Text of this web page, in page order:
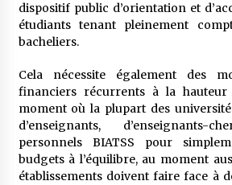
dispositif public d’orientation et
étudiants tenant pleinement
bacheliers.
Cela nécessite également des
financiers récurrents à la
moment où la plupart des
d’enseignants,
personnels BIATSS pour
budgets à l’équilibre, au moment
établissements doivent faire face à